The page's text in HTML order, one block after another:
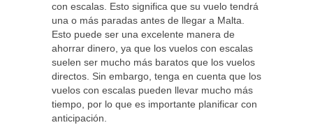
con escalas. Esto significa que su vuelo tendrá
una o más paradas antes de llegar a Malta.
Esto puede ser una excelente manera de
ahorrar dinero, ya que los vuelos con escalas
suelen ser mucho más baratos que los vuelos
directos. Sin embargo, tenga en cuenta que los
vuelos con escalas pueden llevar mucho más
tiempo, por lo que es importante planificar con
anticipación.